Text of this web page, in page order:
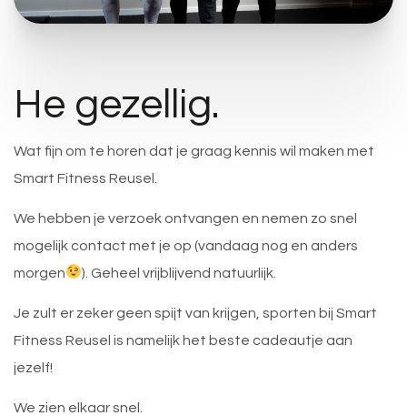
He gezellig.
Wat fijn om te horen dat je graag kennis wil maken met
Smart Fitness Reusel.
We hebben je verzoek ontvangen en nemen zo snel
mogelijk contact met je op (vandaag nog en anders
morgen
). Geheel vrijblijvend natuurlijk.
Je zult er zeker geen spijt van krijgen, sporten bij Smart
Fitness Reusel is namelijk het beste cadeautje aan
jezelf!
We zien elkaar snel.